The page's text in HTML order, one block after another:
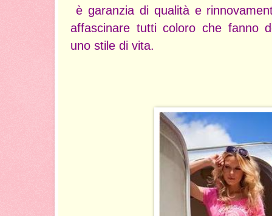
è garanzia di qualità e
affascinare tutti coloro che fanno
uno stile di vita.